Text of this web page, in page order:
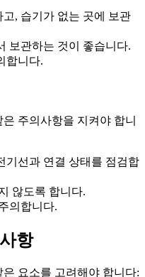
, 습기가 없는 곳에 보관
보관하는 것이 좋습니다.
합니다.
주의사항을 지켜야 합니
기선과 연결 상태를 점검합
않도록 합니다.
의합니다.
항
요소를 고려해야 합니다: